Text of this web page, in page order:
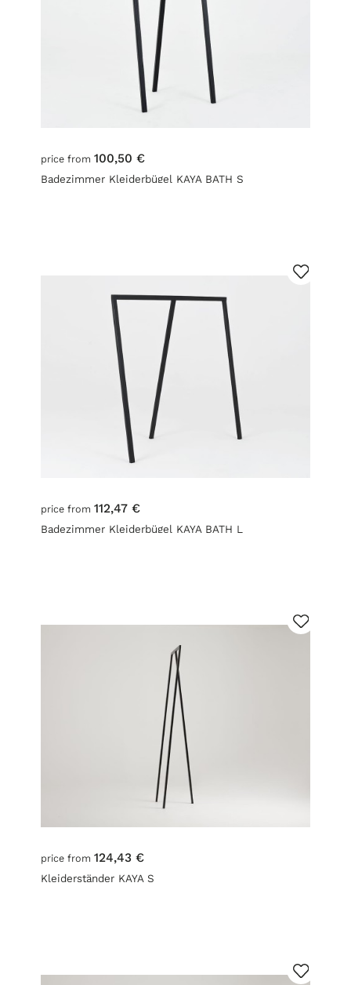
price from 100,50 €
Badezimmer Kleiderbügel KAYA BATH S
price from 112,47 €
Badezimmer Kleiderbügel KAYA BATH L
price from 124,43 €
Kleiderständer KAYA S